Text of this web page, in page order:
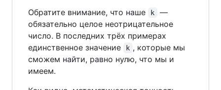
Обратите внимание, что наше k
—
обязательно целое неотрицательное
число. В последних трёх примерах
единственное значение
k , которые мы
сможем найти, равно нулю, что мы и
имеем.